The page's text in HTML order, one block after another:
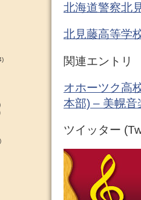
北海道警察北
北見藤高等学
関連エントリ
オホーツク高
本部) – 美幌
ツイッター